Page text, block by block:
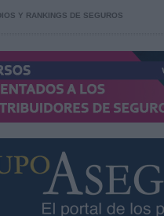
Y RANKINGS DE SEGUROS